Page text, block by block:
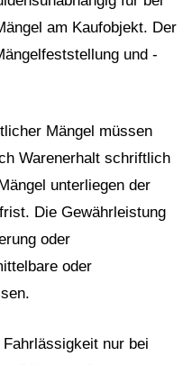
am Kaufobjekt. Der
und -
Mängel müssen
Warenerhalt schriftlich
unterliegen der
Die Gewährleistung
oder
oder
nur bei